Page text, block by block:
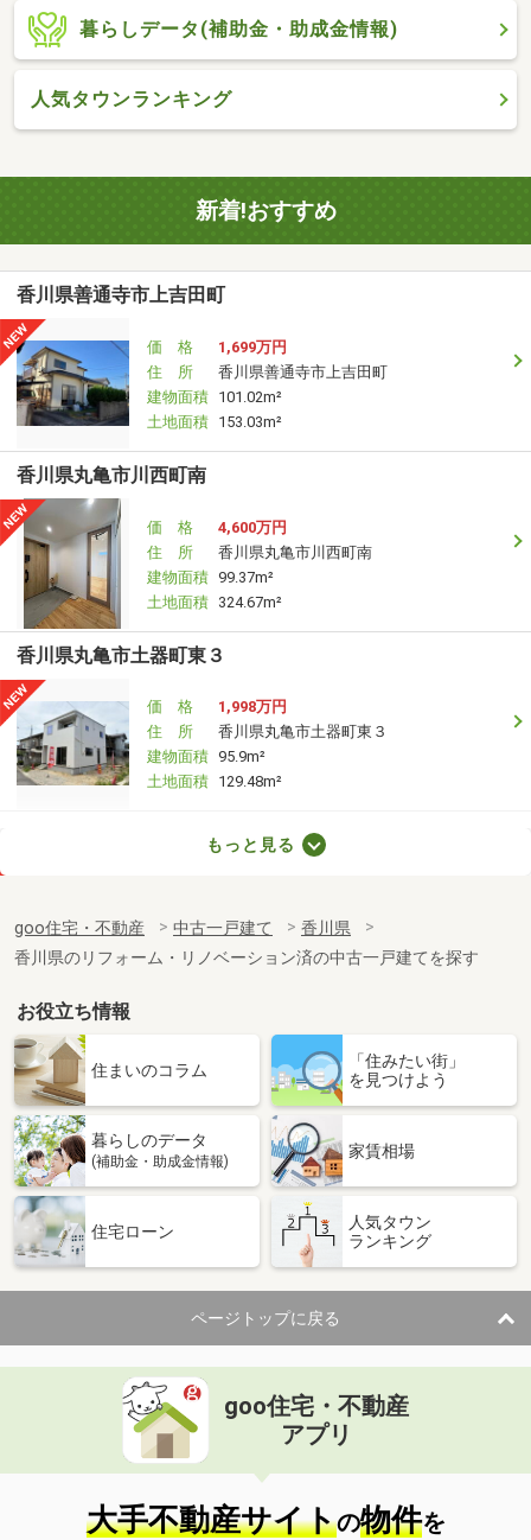
暮らしデータ(補助金・助成金情報)
人気タウンランキング
新着!おすすめ
香川県善通寺市上吉田町
価 格
1,699万円
住 所
香川県善通寺市上吉田町
建物面積 101.02m²
土地面積 153.03m²
香川県丸亀市川西町南
価 格
4,600万円
住 所
香川県丸亀市川西町南
建物面積 99.37m²
土地面積 324.67m²
香川県丸亀市土器町東３
価 格
1,998万円
住 所
香川県丸亀市土器町東３
建物面積 95.9m²
土地面積 129.48m²
建物面積 70m²
土地面積 142.03m²
香川県高松市川部町
価 格
1,450万円
香川県高松市川部町
建物面積 160.64m²
土地面積
208.8m²
香川県高松市鬼無町鬼無
1,180万円
住 所
香川県高松市鬼無町鬼無
建物面積 108.64m²
土地面積 155.76m²
香川県高松市林町
価 格
2,649万円
住 所
香川県高松市林町
建物面積 162.3m²
土地面積
199.49m²
もっと見る
goo住宅・不動産 中古一戸建て
香川県
香川県のリフォーム・リノベーション済の中古一戸建てを探す
お役立ち情報
住まいのコラム
「住みたい街」
を見つけよう
暮らしのデータ
(補助金・助成金情報)
家賃相場
住宅ローン
人気タウン
ランキング
ページトップに戻る
goo住宅・不動産
アプリ
大手不動産サイトの物件を